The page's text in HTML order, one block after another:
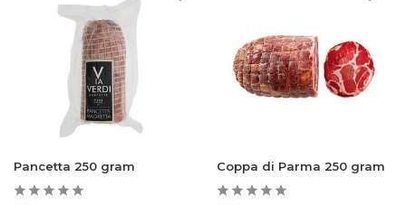
Pancetta 250 gram Coppa di Parma 250 gram